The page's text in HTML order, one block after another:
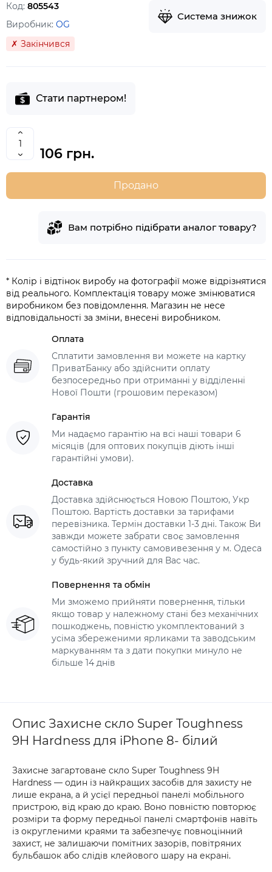
Код: 805543
Виробник: OG
✗ Закінчився
Система знижок
Стати партнером!
106 грн.
Продано
Вам потрібно підібрати аналог товару?
* Колір і відтінок виробу на фотографії може відрізнятися
від реального. Комплектація товару може змінюватися
виробником без повідомлення. Магазин не несе
відповідальності за зміни, внесені виробником.
Оплата
Сплатити замовлення ви можете на картку
ПриватБанку або здійснити оплату
безпосередньо при отриманні у відділенні
Нової Пошти (грошовим переказом)
Гарантія
Ми надаємо гарантію на всі наші товари 6
місяців (для оптових покупців діють інші
гарантійні умови).
Доставка
Доставка здійснюється Новою Поштою, Укр
Поштою. Вартість доставки за тарифами
перевізника. Термін доставки 1-3 дні. Також Ви
завжди можете забрати своє замовлення
самостійно з пункту самовивезення у м. Одеса
у будь-який зручний для Вас час.
Повернення та обмін
Ми зможемо прийняти повернення, тільки
якщо товар у належному стані без механічних
пошкоджень, повністю укомплектований з
усіма збереженими ярликами та заводським
маркуванням та з дати покупки минуло не
більше 14 днів
Опис Захисне скло Super Toughness
9H Hardness для iPhone 8- білий
Захисне загартоване скло Super Toughness 9H
Hardness — один із найкращих засобів для захисту не
лише екрана, а й усієї передньої панелі мобільного
пристрою, від краю до краю. Воно повністю повторює
розміри та форму передньої панелі смартфонів навіть
із округленими краями та забезпечує повноцінний
захист, не залишаючи помітних зазорів, повітряних
бульбашок або слідів клейового шару на екрані.